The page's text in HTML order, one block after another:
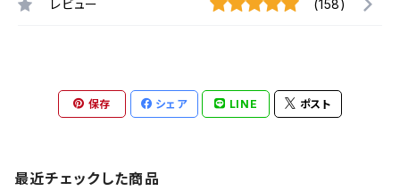
レビュー (158)
保存 シェア LINE ポスト
最近チェックした商品